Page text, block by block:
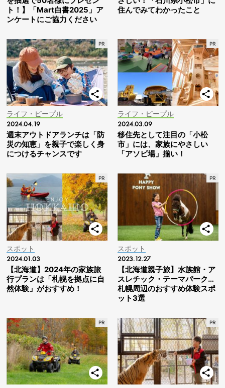
ト！】「Mart白書2025」ア
ンケートにご協力ください
住んでみてわかったこと
ライフ・ピープル
2024.04.19
週末アウトドアランチは「防
災の知恵」を親子で楽しく身
につけるチャンスです
ライフ・ピープル
2024.03.09
移住先として注目の「小松
市」には、家族にやさしい
「アソビ場」揃い！
スポット
2024.01.03
【北海道】2024年の家族旅
行プランは「札幌を拠点に自
然体験」がおすすめ！
スポット
2023.12.27
【北海道親子旅】水族館・ア
スレチック・テーマパーク…
札幌周辺のおすすめ体験スポ
ット3選